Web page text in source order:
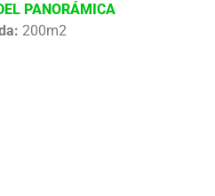
PANORÁMICA
200m2